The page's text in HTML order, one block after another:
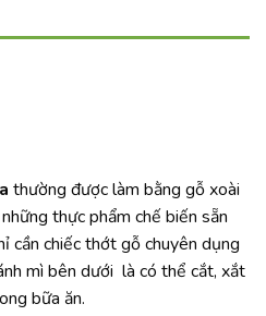
thường được làm bằng gỗ xoài
thực phẩm chế biến sẵn
cần chiếc thớt gỗ chuyên dụng
mì bên dưới là có thể cắt, xắt
bữa ăn.